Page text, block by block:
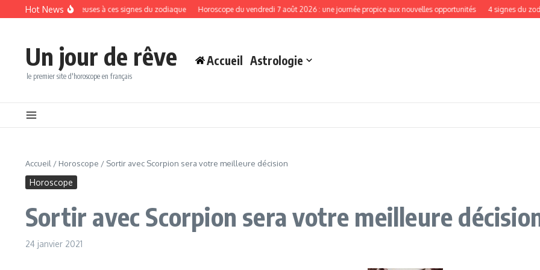
Aller au contenu
Hot News
amoureuses à ces signes du zodiaque Horoscope du vendredi 7 août 2026 : une journée propice aux nouvelles opportunités 4 signes du zodiaque
Un jour de rêve
le premier site d'horoscope en français
Accueil Astrologie
Accueil / Horoscope / Sortir avec Scorpion sera votre meilleure décision
Horoscope
Sortir avec Scorpion sera votre meilleure
24 janvier 2021